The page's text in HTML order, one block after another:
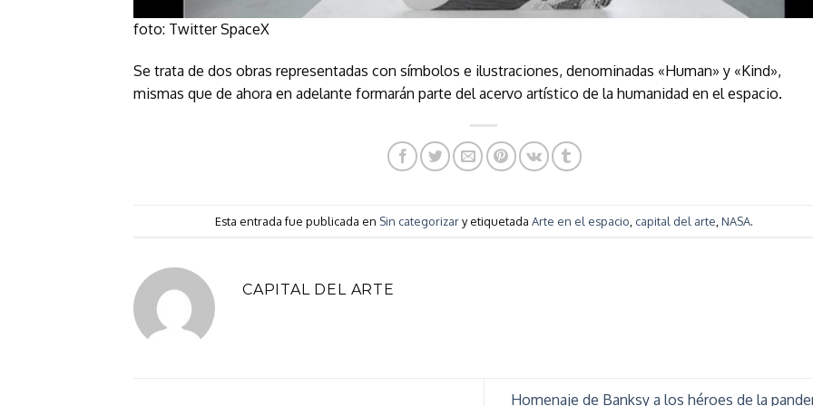
foto: Twitter SpaceX
Se trata de dos obras representadas con símbolos e ilustraciones, denominadas «Human» y «Kind»,
mismas que de ahora en adelante formarán parte del acervo artístico de la humanidad en el espacio.
Esta entrada fue publicada en Sin categorizary etiquetada Arte en el espacio capital del arte NASA.
CAPITAL DEL ARTE
Homenaje de Banksy a los héroes de la